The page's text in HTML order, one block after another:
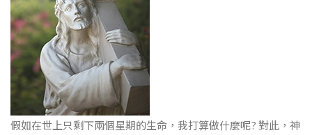
假如在世上只剩下兩個星期的生命，我打算做什麼呢? 對此，神